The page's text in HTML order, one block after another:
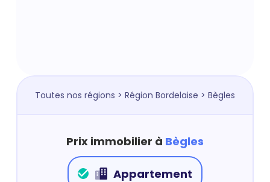
Toutes nos régions > Région Bordelaise > Bègles
Prix immobilier à Bègles
Appartement